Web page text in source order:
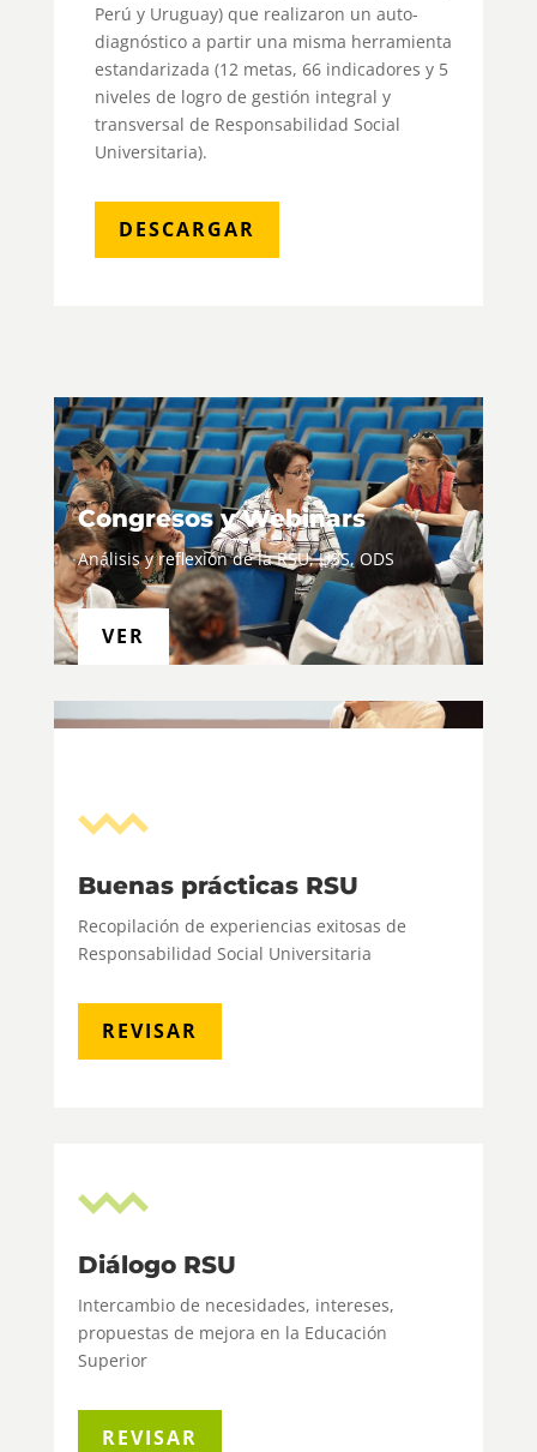
Perú y Uruguay) que realizaron un auto-
diagnóstico a partir una misma herramienta
estandarizada (12 metas, 66 indicadores y 5
niveles de logro de gestión integral y
transversal de Responsabilidad Social
Universitaria).
DESCARGAR
Congresos y Webinars
Análisis y reflexión de la RSU, U3S, ODS
VER
Buenas prácticas RSU
Recopilación de experiencias exitosas de
Responsabilidad Social Universitaria
REVISAR
Diálogo RSU
Intercambio de necesidades, intereses,
propuestas de mejora en la Educación
Superior
REVISAR